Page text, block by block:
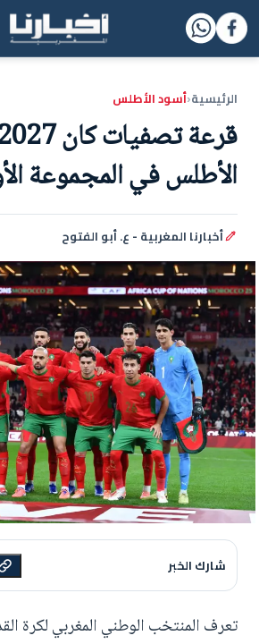
الرئيسية‹أسود الأطلس
الأطلس في المجموعة
أخبارنا المغربية - ع. أبو الفتوح
شارك الخبر
تعرف المنتخب الوطني المغربي لكرة